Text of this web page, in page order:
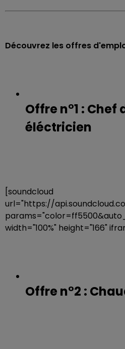
Découvrez les offres
Offre n°1 : Chef
éléctricien
[soundcloud
url="https://
width="100%" height="166"
Offre n°2 :